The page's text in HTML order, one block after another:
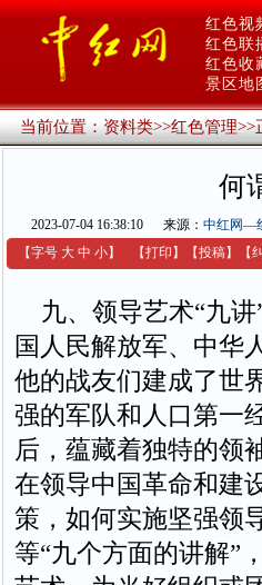
红色视
红色联
红色收
景区地
当前位置：资料类>>红色管理>>
何
2023-07-04 16:38:10 来源： 中红网—
【字号 大 中 小】 【打印 】 【投稿】 【
九、领导艺术“九讲
国人民解放军、中华
他的战友们建成了世
强的军队和人口第一
后，蕴藏着独特的领
在领导中国革命和建
策，如何实施坚强领
等“九个方面的讲解”